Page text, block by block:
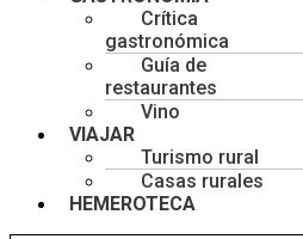
Crítica
gastronómica
Guía de
restaurantes
Vino
VIAJAR
Turismo rural
Casas rurales
HEMEROTECA